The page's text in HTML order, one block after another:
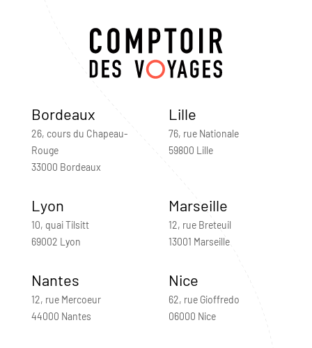
Bordeaux
26, cours du Chapeau-
Rouge
33000 Bordeaux
Lille
76, rue Nationale
59800 Lille
Lyon
10, quai Tilsitt
69002 Lyon
Marseille
12, rue Breteuil
13001 Marseille
Nantes
12, rue Mercoeur
44000 Nantes
Nice
62, rue Gioffredo
06000 Nice